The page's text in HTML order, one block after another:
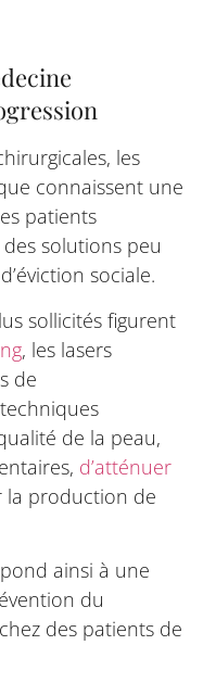
les
connaissent une
patients
solutions peu
sociale.
sollicités figurent
, les lasers
de
de la peau,
d’atténuer
la production de
ainsi à une
du
des patients de